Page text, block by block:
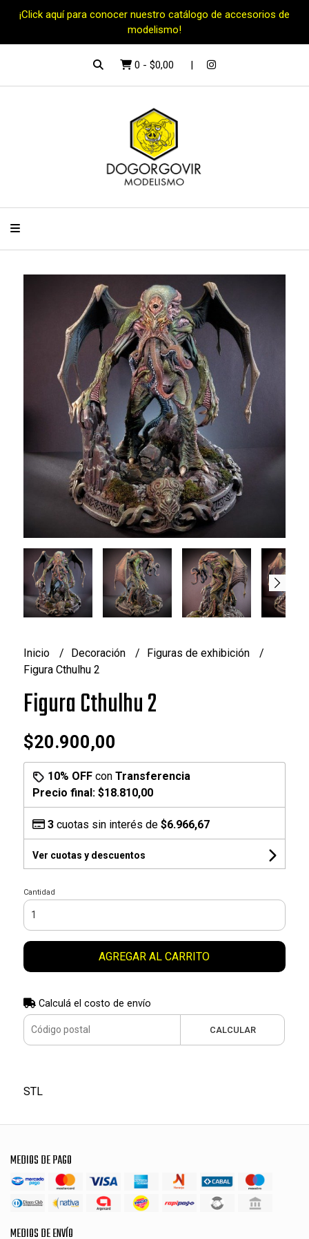
¡Click aquí para conocer nuestro catálogo de accesorios de
modelismo!
0 - $0,00
Inicio Decoración
Figuras de exhibición
Figura Cthulhu 2
Figura Cthulhu 2
$20.900,00
10% OFFcon Transferencia
Precio final: $18.810,00
3cuotas sin interés de $6.966,67
Ver cuotas y descuentos
Cantidad
AGREGAR AL CARRITO
Calculá el costo de envío
CALCULAR
STL
MEDIOS DE PAGO
MEDIOS DE ENVÍO